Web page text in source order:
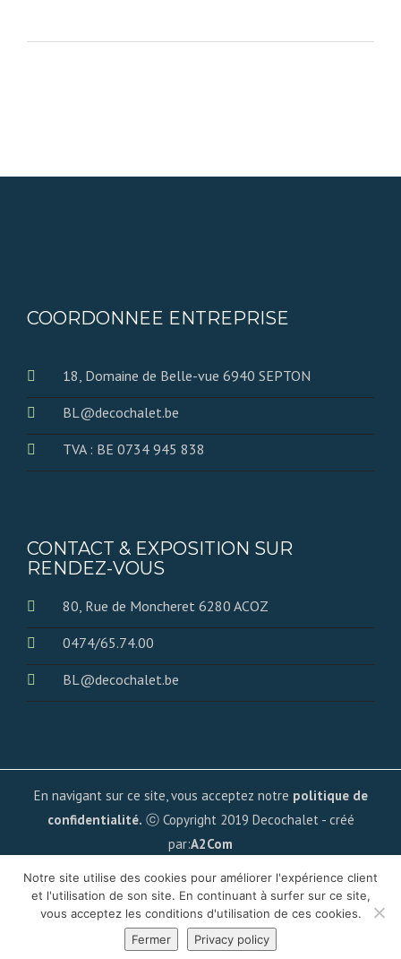
COORDONNEE ENTREPRISE
18, Domaine de Belle-vue 6940 SEPTON
BL@decochalet.be
TVA : BE 0734 945 838
CONTACT & EXPOSITION SUR
RENDEZ-VOUS
80, Rue de Moncheret 6280 ACOZ
0474/65.74.00
BL@decochalet.be
En navigant sur ce site, vous acceptez notre politique de
confidentialité. ⓒ Copyright 2019 Decochalet - créé
par:A2Com
Notre site utilise des cookies pour améliorer l'expérience client
et l'utilisation de son site. En continuant à surfer sur ce site,
vous acceptez les conditions d'utilisation de ces cookies.
Fermer
Privacy policy